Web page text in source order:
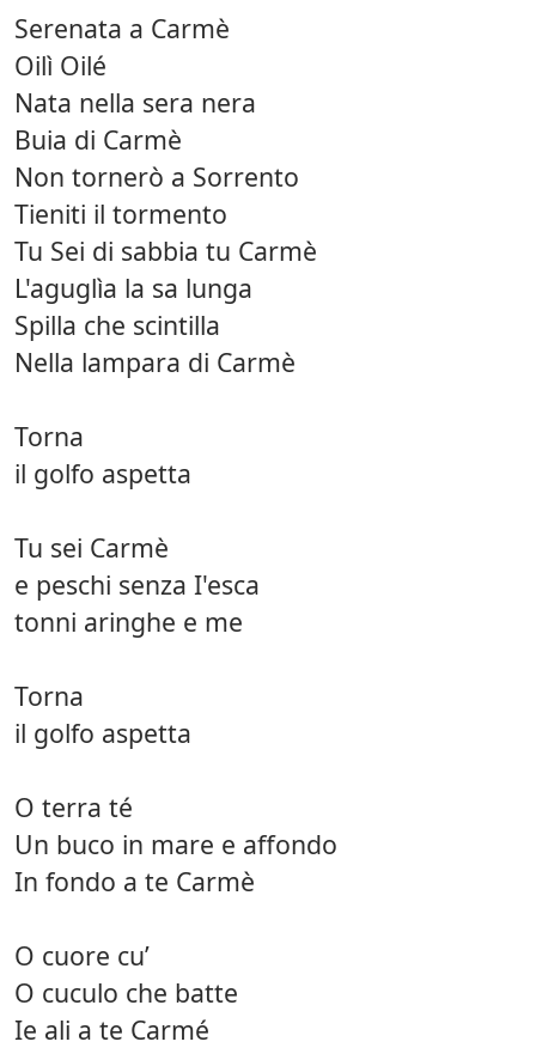
Serenata a Carmè
Oilì Oilé
Nata nella sera nera
Buia di Carmè
Non tornerò a Sorrento
Tieniti il tormento
Tu Sei di sabbia tu Carmè
L'aguglìa la sa lunga
Spilla che scintilla
Nella lampara di Carmè
Torna
il golfo aspetta
Tu sei Carmè
e peschi senza I'esca
tonni aringhe e me
Torna
il golfo aspetta
O terra té
Un buco in mare e affondo
In fondo a te Carmè
O cuore cu’
O cuculo che batte
Ie ali a te Carmé